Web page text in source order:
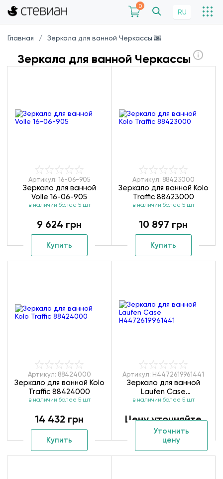
0
RU
Главная Зеркала для ванной Черкассы 🌆
Зеркала для ванной Черкассы
Артикул: 16-06-905
Зеркало для ванной
Volle 16-06-905
в наличии более 5 шт
9 624 грн
Купить
Артикул: 88423000
Зеркало для ванной Kolo
Traffic 88423000
в наличии более 5 шт
10 897 грн
Купить
Артикул: 88424000
Зеркало для ванной Kolo
Traffic 88424000
в наличии более 5 шт
14 432 грн
Купить
Артикул: H4472619961441
Зеркало для ванной
Laufen Case
H4472619961441
в наличии более 5 шт
Цену уточняйте
Уточнить
цену